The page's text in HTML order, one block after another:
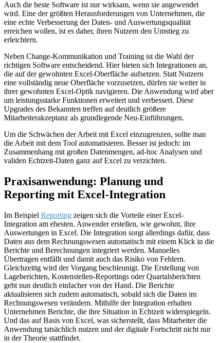
Auch die beste Software ist nur wirksam, wenn sie angewendet
wird. Eine der größten Herausforderungen von Unternehmen, die
eine echte Verbesserung der Daten- und Auswertungsqualität
erreichen wollen, ist es daher, ihren Nutzern den Umstieg zu
erleichtern.
Neben Change-Kommunikation und Training ist die Wahl der
richtigen Software entscheidend. Hier bieten sich Integrationen an,
die auf der gewohnten Excel-Oberfläche aufsetzen. Statt Nutzern
eine vollständig neue Oberfläche vorzusetzen, dürfen sie weiter in
ihrer gewohnten Excel-Optik navigieren. Die Anwendung wird aber
um leistungsstarke Funktionen erweitert und verbessert. Diese
Upgrades des Bekannten treffen auf deutlich größere
Mitarbeiterakzeptanz als grundlegende Neu-Einführungen.
Um die Schwächen der Arbeit mit Excel einzugrenzen, sollte man
die Arbeit mit dem Tool automatisieren. Besser ist jedoch: im
Zusammenhang mit großen Datenmengen, ad-hoc Analysen und
validen Echtzeit-Daten ganz auf Excel zu verzichten.
Praxisanwendung: Planung und
Reporting mit Excel-Integration
Im Beispiel Reporting zeigen sich die Vorteile einer Excel-
Integration am ehesten. Anwender erstellen, wie gewohnt, ihre
Auswertungen in Excel. Die Integration sorgt allerdings dafür, dass
Daten aus dem Rechnungswesen automatisch mit einem Klick in die
Berichte und Berechnungen integriert werden. Manuelles
Übertragen entfällt und damit auch das Risiko von Fehlern.
Gleichzeitig wird der Vorgang beschleunigt. Die Erstellung von
Lageberichten, Kostenstellen-Reportings oder Quartalsberichten
geht nun deutlich einfacher von der Hand. Die Berichte
aktualisieren sich zudem automatisch, sobald sich die Daten im
Rechnungswesen verändern. Mithilfe der Integration erhalten
Unternehmen Berichte, die ihre Situation in Echtzeit widerspiegeln.
Und das auf Basis von Excel, was sicherstellt, dass Mitarbeiter die
Anwendung tatsächlich nutzen und der digitale Fortschritt nicht nur
in der Theorie stattfindet.